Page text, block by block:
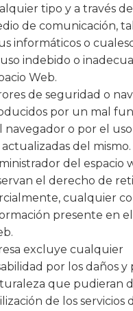
tipo y a través
de comunicación,
informáticos o
indebido o
Web.
de seguridad o
por un mal
navegador o por el
del mismo.
del espacio
el derecho de
cualquier
presente en el
excluye cualquier
por los daños y
que pudieran
de los servicios